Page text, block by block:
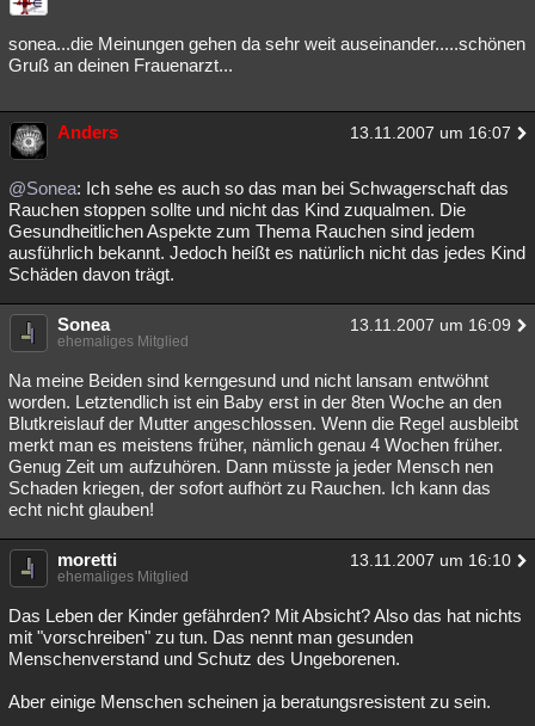
sonea...die Meinungen gehen da sehr weit auseinander.....schönen
Gruß an deinen Frauenarzt...
Anders 13.11.2007 um 16:07
@Sonea: Ich sehe es auch so das man bei Schwagerschaft das
Rauchen stoppen sollte und nicht das Kind zuqualmen. Die
Gesundheitlichen Aspekte zum Thema Rauchen sind jedem
ausführlich bekannt. Jedoch heißt es natürlich nicht das jedes Kind
Schäden davon trägt.
Sonea 13.11.2007 um 16:09
ehemaliges Mitglied
Na meine Beiden sind kerngesund und nicht lansam entwöhnt
worden. Letztendlich ist ein Baby erst in der 8ten Woche an den
Blutkreislauf der Mutter angeschlossen. Wenn die Regel ausbleibt
merkt man es meistens früher, nämlich genau 4 Wochen früher.
Genug Zeit um aufzuhören. Dann müsste ja jeder Mensch nen
Schaden kriegen, der sofort aufhört zu Rauchen. Ich kann das
echt nicht glauben!
moretti 13.11.2007 um 16:10
ehemaliges Mitglied
Das Leben der Kinder gefährden? Mit Absicht? Also das hat nichts
mit "vorschreiben" zu tun. Das nennt man gesunden
Menschenverstand und Schutz des Ungeborenen.
Aber einige Menschen scheinen ja beratungsresistent zu sein.